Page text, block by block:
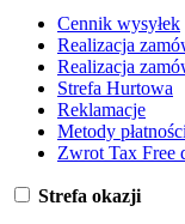
Cennik wysyłek
Realizacja
Realizacja
Strefa Hurtowa
Reklamacje
Metody płatności
Zwrot Tax Free
Strefa okazji